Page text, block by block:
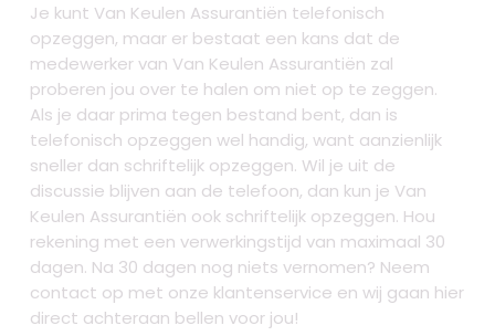
Je kunt Van Keulen Assurantiën telefonisch
opzeggen, maar er bestaat een kans dat de
medewerker van Van Keulen Assurantiën zal
proberen jou over te halen om niet op te zeggen.
Als je daar prima tegen bestand bent, dan is
telefonisch opzeggen wel handig, want aanzienlijk
sneller dan schriftelijk opzeggen. Wil je uit de
discussie blijven aan de telefoon, dan kun je Van
Keulen Assurantiën ook schriftelijk opzeggen. Hou
rekening met een verwerkingstijd van maximaal 30
dagen. Na 30 dagen nog niets vernomen? Neem
contact op met onze klantenservice en wij gaan hier
direct achteraan bellen voor jou!